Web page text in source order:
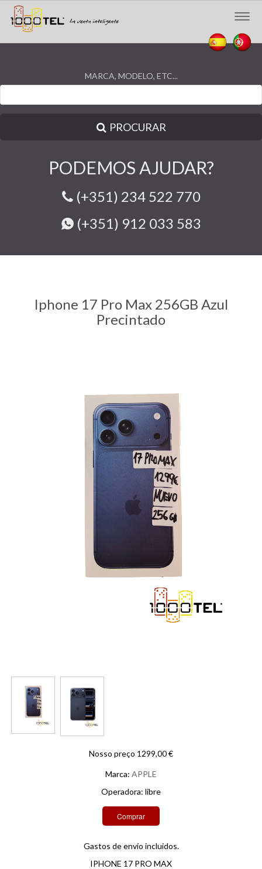
MARCA, MODELO, ETC...
PROCURAR
PODEMOS AJUDAR?
(+351) 234 522 770
(+351) 912 033 583
Iphone 17 Pro Max 256GB Azul
Precintado
Nosso preço 1299,00 €
Marca: APPLE
Operadora: libre
Gastos de envío incluidos.
IPHONE 17 PRO MAX